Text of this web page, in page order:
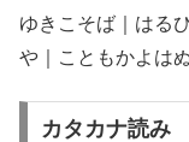
ゆきこそば｜はる
や｜こともかよは
カタカナ読み